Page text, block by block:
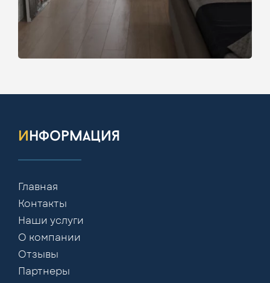
информация
Главная
Контакты
Наши услуги
О компании
Отзывы
Партнеры